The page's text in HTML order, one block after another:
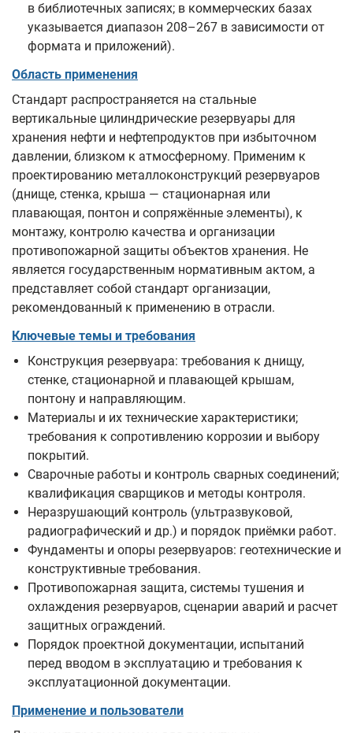
в библиотечных записях; в коммерческих базах
указывается диапазон 208–267 в зависимости от
формата и приложений).
Область применения
Стандарт распространяется на стальные
вертикальные цилиндрические резервуары для
хранения нефти и нефтепродуктов при избыточном
давлении, близком к атмосферному. Применим к
проектированию металлоконструкций резервуаров
(днище, стенка, крыша — стационарная или
плавающая, понтон и сопряжённые элементы), к
монтажу, контролю качества и организации
противопожарной защиты объектов хранения. Не
является государственным нормативным актом, а
представляет собой стандарт организации,
рекомендованный к применению в отрасли.
Ключевые темы и требования
Конструкция резервуара: требования к днищу,
стенке, стационарной и плавающей крышам,
понтону и направляющим.
Материалы и их технические характеристики;
требования к сопротивлению коррозии и выбору
покрытий.
Сварочные работы и контроль сварных соединений;
квалификация сварщиков и методы контроля.
Неразрушающий контроль (ультразвуковой,
радиографический и др.) и порядок приёмки работ.
Фундаменты и опоры резервуаров: геотехнические и
конструктивные требования.
Противопожарная защита, системы тушения и
охлаждения резервуаров, сценарии аварий и расчет
защитных ограждений.
Порядок проектной документации, испытаний
перед вводом в эксплуатацию и требования к
эксплуатационной документации.
Применение и пользователи